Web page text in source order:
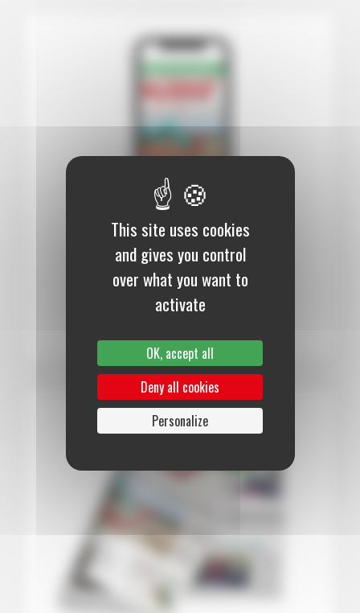
12 mois :99,00 €
Numérique
S’abonner au journal
This site uses cookies
and gives you control
over what you want to
activate
OK, accept all
Deny all cookies
Personalize